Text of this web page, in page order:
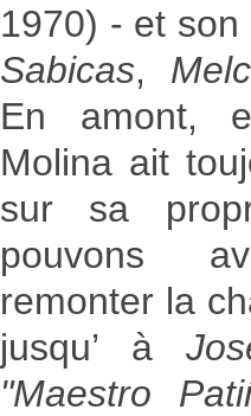
1970) - et
Sabicas,
En amont,
Molina ait
sur sa
pouvons
remonter la
jusqu’ à
"Maestro